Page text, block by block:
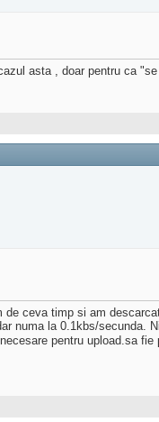
asta , doar pentru ca
ceva timp si am
numa la 0.1kbs/
pentru upload.sa